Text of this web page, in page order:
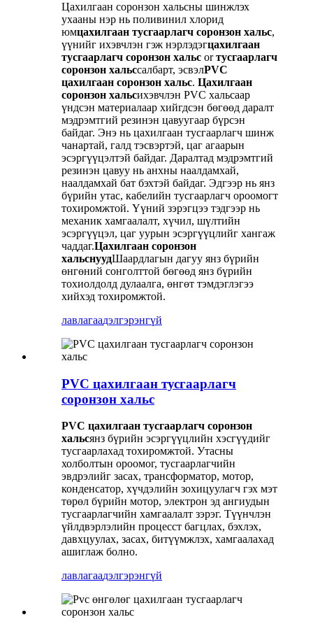
Цахилгаан соронзон хальсны шинжлэх
ухааны нэр нь поливинил хлорид
юмцахилгаан тусгаарлагч соронзон хальс,
үүнийг ихэвчлэн гэж нэрлэдэгцахилгаан
тусгаарлагч соронзон хальс orтусгаарлагч
соронзон хальссалбарт, эсвэлPVC
цахилгаан соронзон хальс. Цахилгаан
соронзон хальсихэвчлэн PVC хальсаар
үндсэн материалаар хийгдсэн бөгөөд даралт
мэдрэмтгий резинэн цавуугаар бүрсэн
байдаг. Энэ нь цахилгаан тусгаарлагч шинж
чанартай, галд тэсвэртэй, цаг агаарын
эсэргүүцэлтэй байдаг. Даралтад мэдрэмтгий
резинэн цавуу нь анхны наалдамхай,
наалдамхай бат бэхтэй байдаг. Эдгээр нь янз
бүрийн утас, кабелийн тусгаарлагч ороомогт
тохиромжтой. Үүний зэрэгцээ тэдгээр нь
механик хамгаалалт, хүчил, шүлтийн
эсэргүүцэл, цаг уурын эсэргүүцлийг хангаж
чаддаг.Цахилгаан соронзон
хальснуудШаардлагын дагуу янз бүрийн
өнгөний сонголттой бөгөөд янз бүрийн
тохиолдолд дулаалга, өнгөт тэмдэглэгээ
хийхэд тохиромжтой.
лавлагаадэлгэрэнгүй
PVC цахилгаан тусгаарлагч
соронзон хальс
PVC цахилгаан тусгаарлагч соронзон
хальсянз бүрийн эсэргүүцлийн хэсгүүдийг
тусгаарлахад тохиромжтой. Утасны
холболтын ороомог, тусгаарлагчийн
эвдрэлийг засах, трансформатор, мотор,
конденсатор, хүчдэлийн зохицуулагч гэх мэт
төрөл бүрийн мотор, электрон эд ангиудын
тусгаарлагчийн хамгаалалт зэрэг. Түүнчлэн
үйлдвэрлэлийн процесст багцлах, бэхлэх,
давхцуулах, засах, битүүмжлэх, хамгаалахад
ашиглаж болно.
лавлагаадэлгэрэнгүй